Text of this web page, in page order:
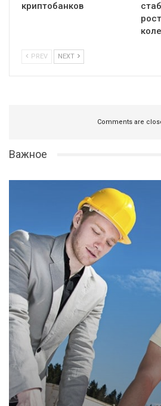
криптобанков
PREV NEXT
Comments are
Важное